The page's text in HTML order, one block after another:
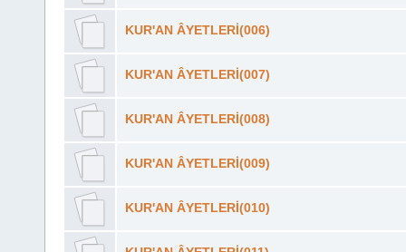
KUR'AN ÂYETLERİ(006)
KUR'AN ÂYETLERİ(007)
KUR'AN ÂYETLERİ(008)
KUR'AN ÂYETLERİ(009)
KUR'AN ÂYETLERİ(010)